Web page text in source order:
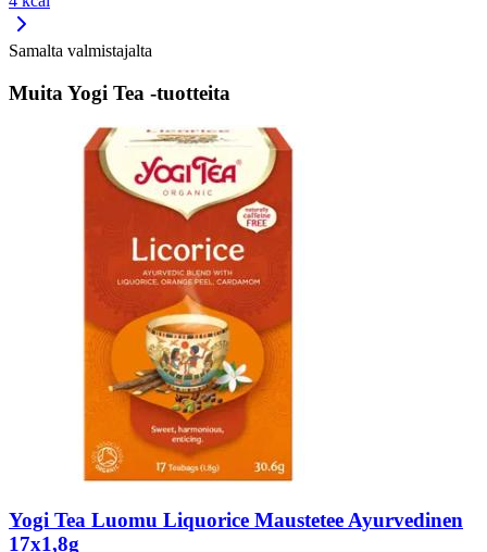
Samalta valmistajalta
Muita Yogi Tea -tuotteita
Yogi Tea Luomu Liquorice Maustetee Ayurvedinen
17x1,8g